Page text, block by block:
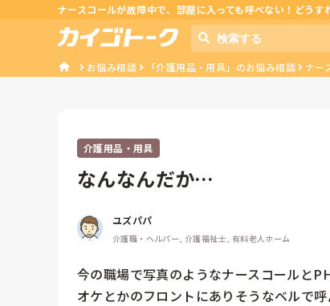
ナースコールが故障中で、部屋に入っても呼べない！どうす
お悩み相談 「介護用品・用具」のお悩み相談 ナー
介護用品・用具
なんなんだか…
ユズパパ
介護職・ヘルパー, 介護福祉士, 有料老人ホーム
今の職場で写真のようなナースコールと
オケとかのフロントにありそうなベルで